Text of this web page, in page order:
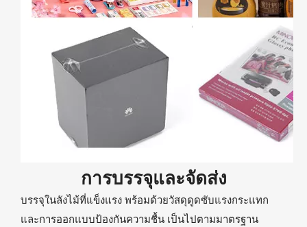
การบรรจุและจัดส่ง
บรรจุในลังไม้ที่แข็งแรง พร้อมด้วยวัสดุดูดซับแรงกระแทก
และการออกแบบป้องกันความชื้น เป็นไปตามมาตรฐาน